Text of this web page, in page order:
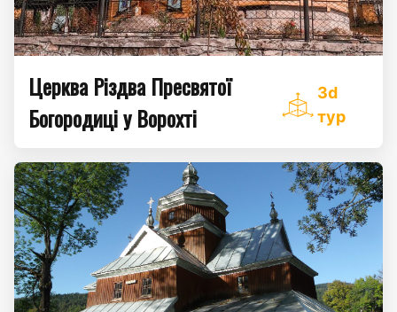
Церква Різдва Пресвятої
Богородиці у Ворохті
3d
тур